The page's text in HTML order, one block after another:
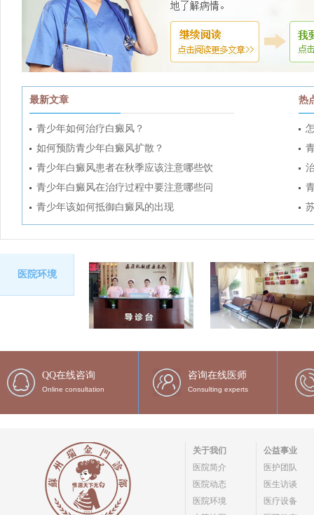
最新文章
青少年如何治疗白癜风？
如何预防青少年白癜风扩散？
青少年白癜风患者在秋季应该注意哪些饮
青少年白癜风在治疗过程中要注意哪些问
青少年该如何抵御白癜风的出现
热
医院环境
QQ在线咨询
Online consultation
咨询在线医师
Consulting experts
关于我们
医院简介
医院动态
医院环境
公益事业
医护团队
医生访谈
医疗设备